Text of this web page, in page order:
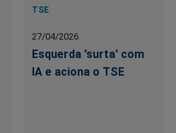
TSE
27/04/2026
Esquerda 'surta' com
IA e aciona o TSE